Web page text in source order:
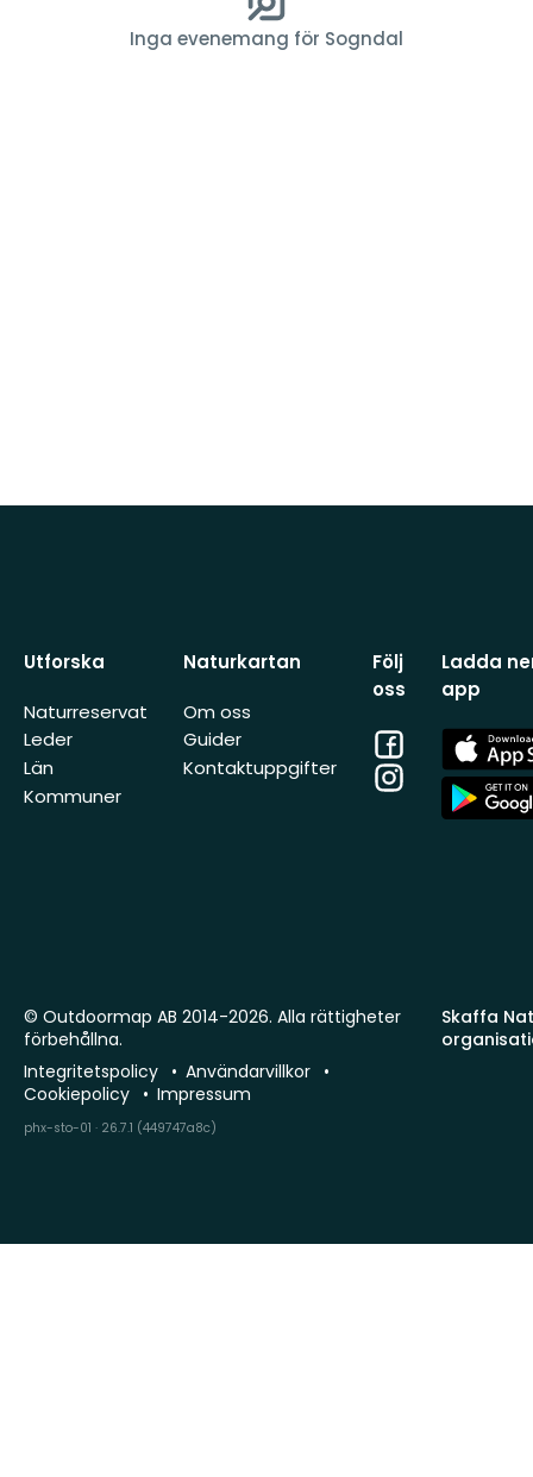
Inga evenemang för Sogndal
Utforska
Naturreservat
Leder
Län
Kommuner
Naturkartan
Om oss
Guider
Kontaktuppgifter
Följ
oss
Facebook
Instagram
Ladda
app
App
Store
App
Store
Skaffa
© Outdoormap AB 2014-2026. Alla rättigheter
förbehållna.
Integritetspolicy
Användarvillkor
Cookiepolicy
Impressum
phx-sto-01 · 26.7.1 (449747a8c)